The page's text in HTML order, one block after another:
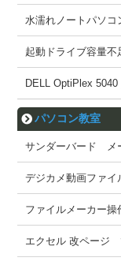
水濡れノートパソコ
起動ドライブ容量不
DELL OptiPlex
パソコン教室
サンダーバード メ
デジカメ動画ファイ
ファイルメーカー
エクセル 改ページ